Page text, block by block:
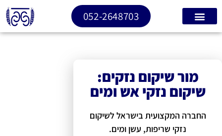
052-2648703
מור שיקום נזקים:
שיקום נזקי אש ומים
החברה המקצועית בישראל לשיקום
נזקי שריפות, עשן ומים.